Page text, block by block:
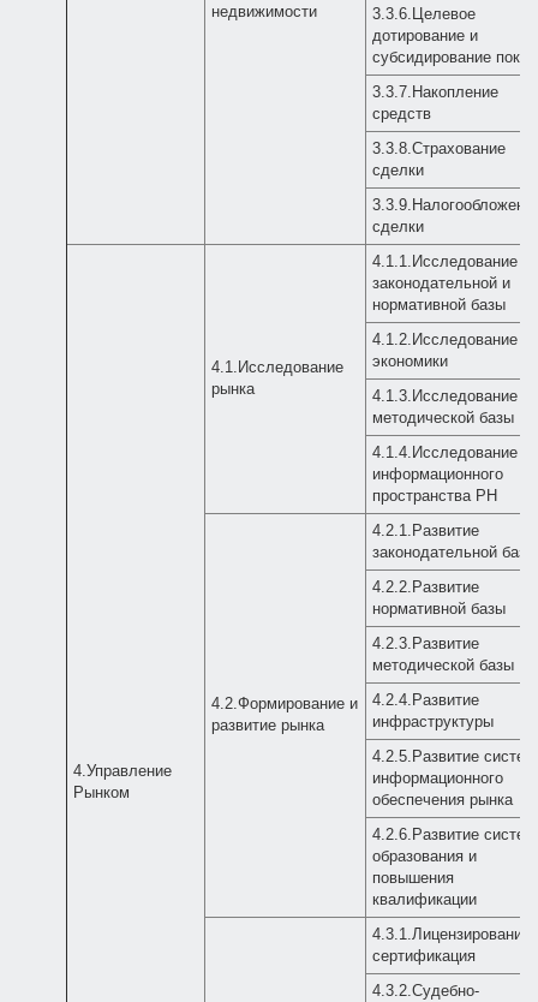
недвижимости
3.3.6.Целевое
дотирование и
субсидирование
3.3.7.Накопление
средств
3.3.8.Страхование
сделки
сделки
4.Управление
Рынком
4.1.Исследование
рынка
4.1.1.Исследование
законодательной и
нормативной базы
4.1.2.Исследование
экономики
4.1.3.Исследование
методической базы
4.1.4.Исследование
информационного
пространства РН
4.2.Формирование и
развитие рынка
4.2.1.Развитие
законодательной базы
4.2.2.Развитие
нормативной базы
4.2.3.Развитие
методической базы
4.2.4.Развитие
инфраструктуры
4.2.5.Развитие
информационного
обеспечения рынка
4.2.6.Развитие
образования и
повышения
квалификации
4.3.1.Лицензирование
сертификация
4.3.2.Судебно-